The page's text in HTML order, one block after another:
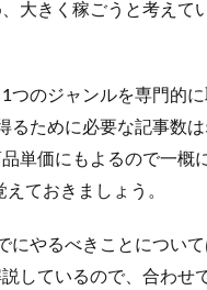
大きく稼ごうと考えて
つのジャンルを専門的
るために必要な記事数
単価にもよるので一
ておきましょう。
にやるべきことについて
説しているので、合わせ